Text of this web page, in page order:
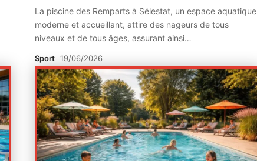
La piscine des Remparts à Sélestat, un espace aquatique
moderne et accueillant, attire des nageurs de tous
niveaux et de tous âges, assurant ainsi…
Sport 19/06/2026